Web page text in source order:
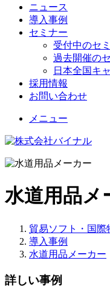
ニュース
導入事例
セミナー
受付中のセ
過去開催の
日本全国キ
採用情報
お問い合わせ
メニュー
水道用品メ
貿易ソフト・国
導入事例
水道用品メーカー
詳しい事例